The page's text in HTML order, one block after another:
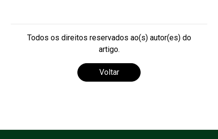
Todos os direitos reservados ao(s) autor(es) do
artigo.
Voltar